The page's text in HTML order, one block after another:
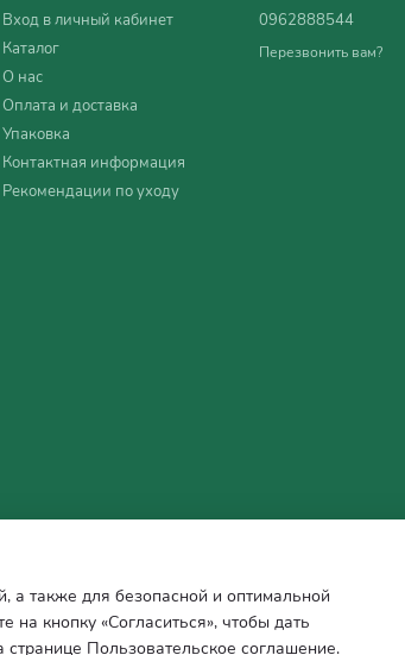
Вход в личный кабинет
Каталог
О нас
Оплата и доставка
Упаковка
Контактная информация
Рекомендации по уходу
0962888544
Перезвонить вам?
а также для безопасной и оптимальной
кнопку «Согласиться», чтобы дать
странице Пользовательское соглашение.